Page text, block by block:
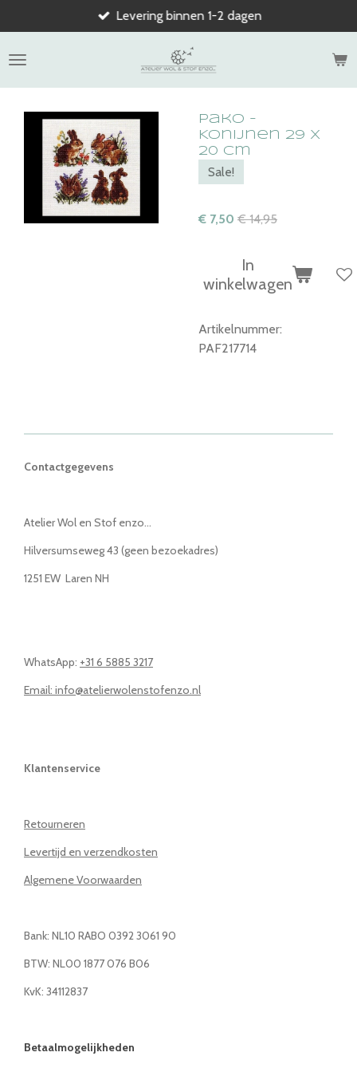
direct
naar
Levering binnen 1-2 dagen
Pako -
Konijnen 29 x
20 cm
Sale!
€ 7,50 € 14,95
In
winkelwagen
Artikelnummer:
PAF217714
Contactgegevens
Atelier Wol en Stof enzo...
Hilversumseweg 43 (geen bezoekadres)
1251 EW Laren NH
WhatsApp: +31 6 5885 3217
Email: info@atelierwolenstofenzo.nl
Klantenservice
Retourneren
Levertijd en verzendkosten
Algemene Voorwaarden
Bank: NL10 RABO 0392 3061 90
BTW: NL00 1877 076 B06
KvK: 34112837
Betaalmogelijkheden